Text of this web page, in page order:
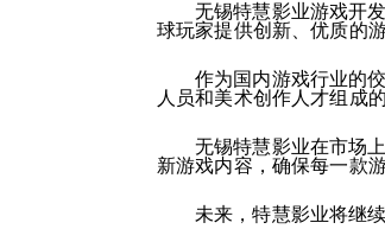
无锡特慧影业游戏开
球玩家提供创新、优质的
作为国内游戏行业的
人员和美术创作人才组成
无锡特慧影业在市场
新游戏内容，确保每一款
未来，特慧影业将继